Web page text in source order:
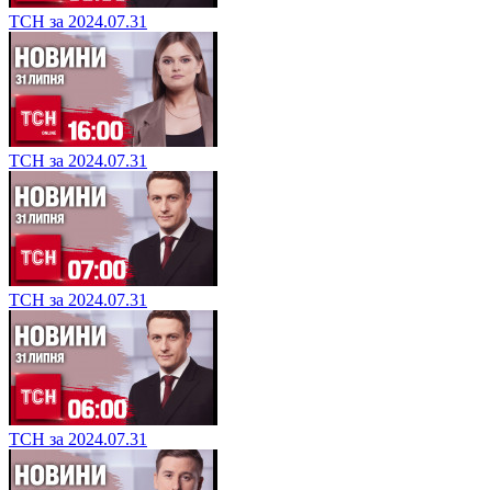
ТСН за 2024.07.31
ТСН за 2024.07.31
ТСН за 2024.07.31
ТСН за 2024.07.31